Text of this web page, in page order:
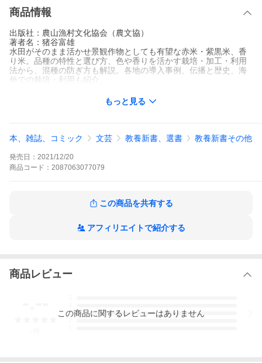
商品情報
出版社：農山漁村文化協会（農文協）
著者名：猪谷富雄
水田がそのまま活かせ景観作物としても有望な赤米・紫黒米、香
り米。品種の特性と選び方、色や香りを活かす栽培・加工・利用
法から、混種の防ぎ方も解説。各地の導入事例、伝播と歴史、海
外での栽培・利用も紹介。
もっと見る
本、雑誌、コミック 文芸 教養新書、選書 教養新書その他
発売日： 2021/12/20
商品 コード： 2087063077079
この商品を共有する
アフィリエイトで紹介する
商品レビュー
3
この商品に関するレビューはありません